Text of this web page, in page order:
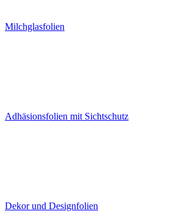
Milchglasfolien
Adhäsionsfolien mit Sichtschutz
Dekor und Designfolien